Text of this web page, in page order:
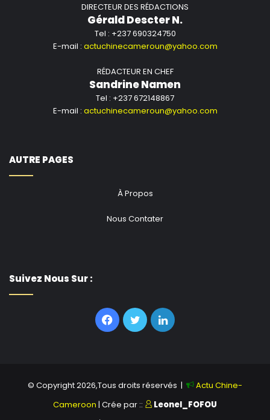
DIRECTEUR DES RÉDACTIONS
Gérald Descter N.
Tel : +237 690324750
E-mail : actuchinecameroun@yahoo.com
RÉDACTEUR EN CHEF
Sandrine Namen
Tel : +237 672148867
E-mail : actuchinecameroun@yahoo.com
AUTRE PAGES
À Propos
Nous Contater
Suivez Nous Sur :
Facebook
TwitterLinkedin
© Copyright 2026,Tous droits réservés |
Actu Chine-
Cameroon | Crée par ::
Leonel_FOFOU